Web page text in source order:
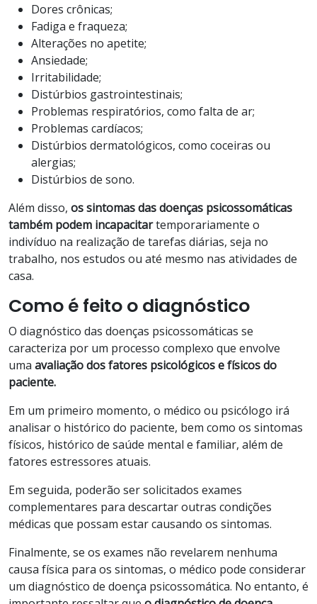
Dores crônicas;
Fadiga e fraqueza;
Alterações no apetite;
Ansiedade;
Irritabilidade;
Distúrbios gastrointestinais;
Problemas respiratórios, como falta de ar;
Problemas cardíacos;
Distúrbios dermatológicos, como coceiras ou
alergias;
Distúrbios de sono.
Além disso, os sintomas das doenças psicossomáticas
também podem incapacitartemporariamente o
indivíduo na realização de tarefas diárias, seja no
trabalho, nos estudos ou até mesmo nas atividades de
casa.
Como é feito o diagnóstico
O diagnóstico das doenças psicossomáticas se
caracteriza por um processo complexo que envolve
uma avaliação dos fatores psicológicos e físicos do
paciente.
Em um primeiro momento, o médico ou psicólogo irá
analisar o histórico do paciente, bem como os sintomas
físicos, histórico de saúde mental e familiar, além de
fatores estressores atuais.
Em seguida, poderão ser solicitados exames
complementares para descartar outras condições
médicas que possam estar causando os sintomas.
Finalmente, se os exames não revelarem nenhuma
causa física para os sintomas, o médico pode considerar
um diagnóstico de doença psicossomática. No entanto, é